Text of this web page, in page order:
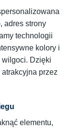
adres strony
technologii
kolory i
wilgoci. Dzięki
przez
elementu,